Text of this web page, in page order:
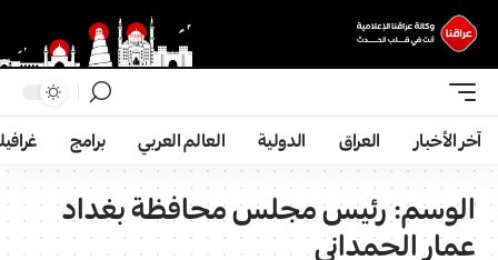
آخر الأخبار العراق الدولية العالم العربي برامج
الوسم:رئيس مجلس محافظة بغداد
عمار الحمداني